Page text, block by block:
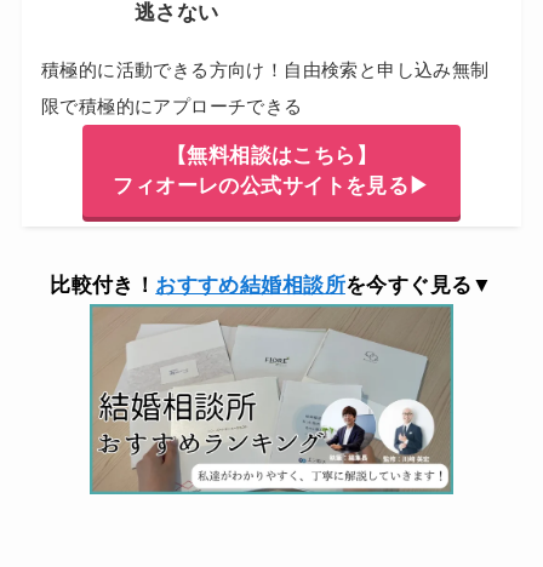
逃さない
積極的に活動できる方向け！自由検索と申し込み無制
限で積極的にアプローチできる
【無料相談はこちら】
フィオーレの公式サイトを見る▶
比較付き！ おすすめ結婚相談所を今すぐ見る▼